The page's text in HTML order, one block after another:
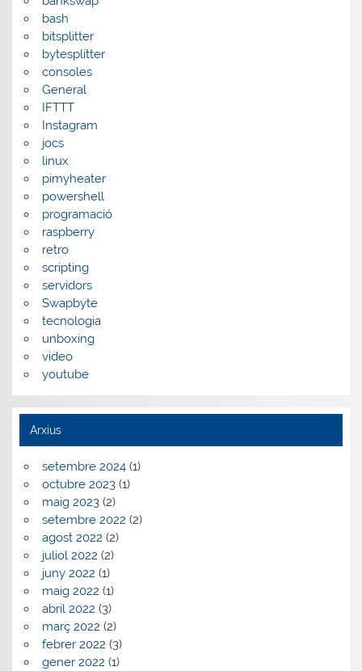
bash
bitsplitter
bytesplitter
consoles
General
IFTTT
Instagram
jocs
linux
pimyheater
powershell
programació
raspberry
retro
scripting
servidors
Swapbyte
tecnologia
unboxing
video
youtube
Arxius
setembre 2024(1)
octubre 2023(1)
maig 2023(2)
setembre 2022 (2)
agost 2022 (2)
juliol 2022 (2)
juny 2022 (1)
maig 2022 (1)
abril 2022 (3)
març 2022 (2)
febrer 2022 (3)
gener 2022 (1)